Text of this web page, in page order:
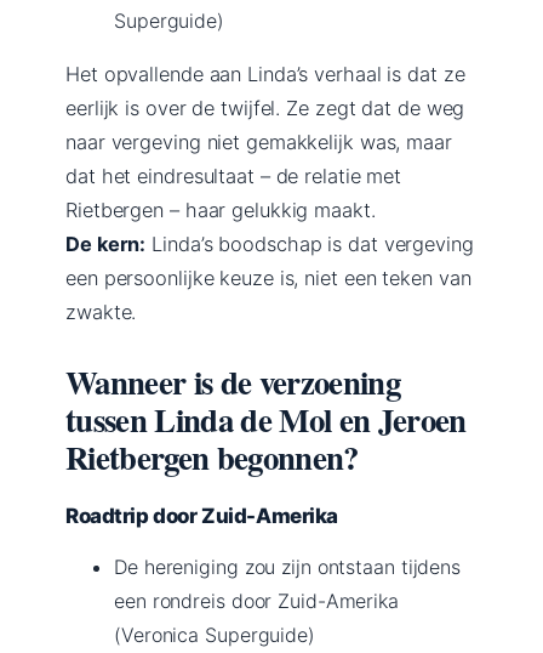
Superguide)
Het opvallende aan Linda’s verhaal is dat ze
eerlijk is over de twijfel. Ze zegt dat de weg
naar vergeving niet gemakkelijk was, maar
dat het eindresultaat – de relatie met
Rietbergen – haar gelukkig maakt.
De kern: Linda’s boodschap is dat vergeving
een persoonlijke keuze is, niet een teken van
zwakte.
Wanneer is de verzoening
tussen Linda de Mol en Jeroen
Rietbergen begonnen?
Roadtrip door Zuid-Amerika
De hereniging zou zijn ontstaan tijdens
een rondreis door Zuid-Amerika
(Veronica Superguide)